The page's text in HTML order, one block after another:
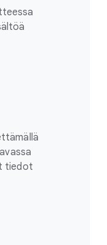
tiedot